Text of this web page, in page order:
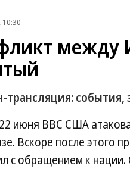
10:30
между
трансляция: события,
июня ВВС США
Вскоре после этого
с обращением к